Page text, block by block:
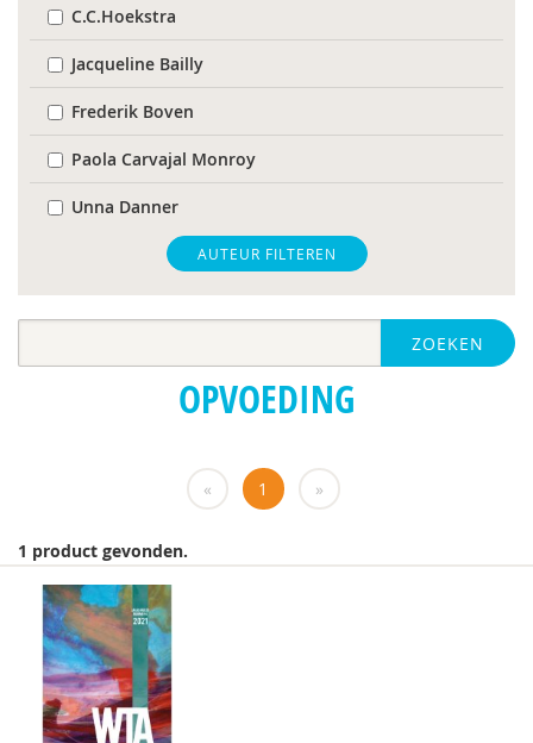
C.C.Hoekstra
Jacqueline Bailly
Frederik Boven
Paola Carvajal Monroy
Unna Danner
Linda Dekker
Karen den Dekker
Roxanne Derogee
mw. dr. A. A. Spek
Mw. drs. V. Snouckaert
Jorieke Duvekot
Annemarie van Elburg
Fabiana Engelsbel
Anne Margriet Euser
AUTEUR FILTEREN
ZOEKEN
OPVOEDING
« 1 »
1 product gevonden.